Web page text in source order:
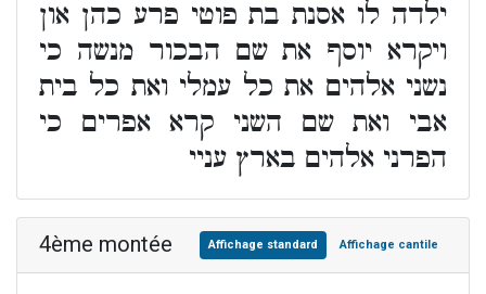
ילדה לו אסנת בת פוטי פרע כהן און
ויקרא יוסף את שם הבכור מנשה כי
נשני אלהים את כל עמלי ואת כל בית
אבי ואת שם השני קרא אפרים כי
הפרני אלהים בארץ עניי
4ème montée Affichage standard Affichage cantile